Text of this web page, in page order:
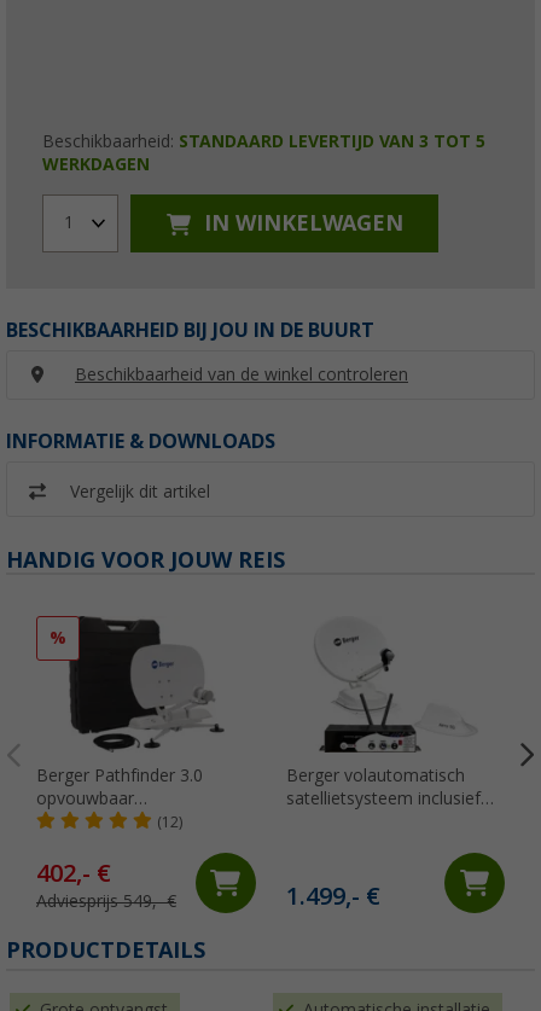
Beschikbaarheid: STANDAARD LEVERTIJD VAN 3 TOT 5
WERKDAGEN
1 IN WINKELWAGEN
BESCHIKBAARHEID BIJ JOU IN DE BUURT
Beschikbaarheid van de winkel controleren
INFORMATIE & DOWNLOADS
Vergelijk dit artikel
HANDIG VOOR JOUW REIS
%
Berger Pathfinder 3.0
opvouwbaar
volautomatisch (12)
402,- €
Adviesprijs 549,- €
Berger volautomatisch
satellietsysteem inclusief
camper/caravan/vrachtwagen
1.499,- €
PRODUCTDETAILS